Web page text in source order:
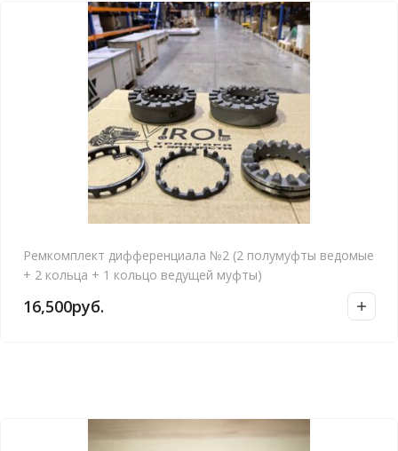
Ремкомплект дифференциала №2 (2 полумуфты ведомые
+ 2 кольца + 1 кольцо ведущей муфты)
16,500руб.